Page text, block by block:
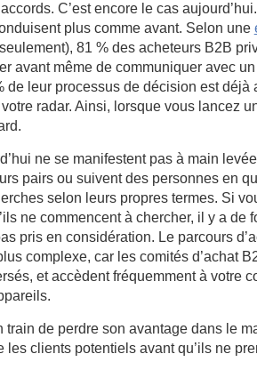
C’est encore le cas
plus comme avant. Selon une
81 % des acheteurs B2B
avant même de communiquer avec
de leur processus de décision est déjà
radar. Ainsi, lorsque vous lancez
ne se manifestent pas à main
pairs ou suivent des personnes en
selon leurs propres termes. Si
ne commencent à chercher, il y a de
pris en considération. Le parcours
complexe, car les comités d’achat
et accèdent fréquemment à votre
train de perdre son avantage dans le
les clients potentiels avant qu’ils ne